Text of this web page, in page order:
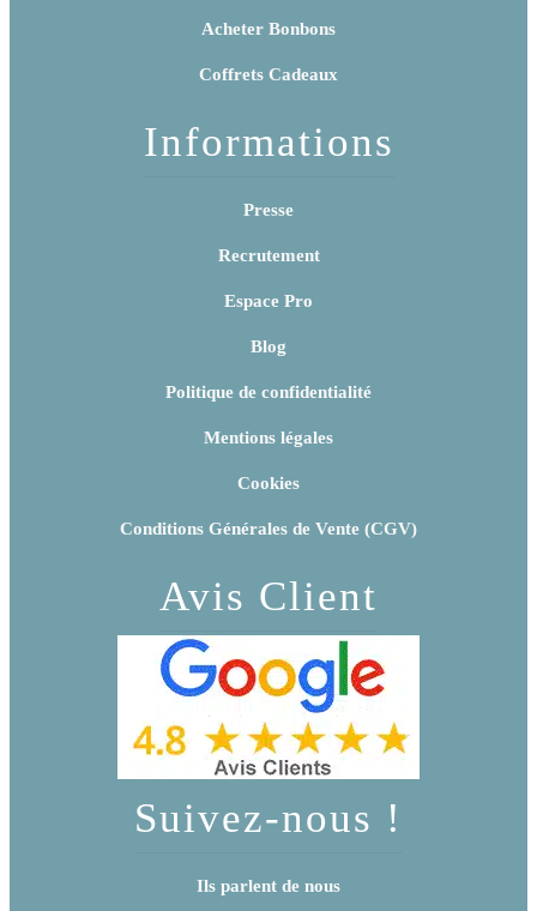
Acheter Bonbons
Coffrets Cadeaux
Informations
Presse
Recrutement
Espace Pro
Blog
Politique de confidentialité
Mentions légales
Cookies
Conditions Générales de Vente (CGV)
Avis Client
Suivez-nous !
Ils parlent de nous